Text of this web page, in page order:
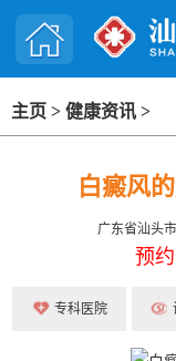
主页 > 健康资讯 >
白癜风
广东省汕头
预
专科医院